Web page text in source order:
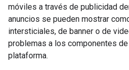
móviles a través de publicidad
anuncios se pueden mostrar
intersticiales, de banner o de
problemas a los componentes
plataforma.